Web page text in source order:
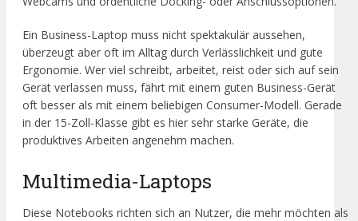
Ein Business-Laptop muss nicht spektakulär aussehen,
überzeugt aber oft im Alltag durch Verlässlichkeit und gute
Ergonomie. Wer viel schreibt, arbeitet, reist oder sich auf sein
Gerät verlassen muss, fährt mit einem guten Business-Gerät
oft besser als mit einem beliebigen Consumer-Modell. Gerade
in der 15-Zoll-Klasse gibt es hier sehr starke Geräte, die
produktives Arbeiten angenehm machen.
Multimedia-Laptops
Diese Notebooks richten sich an Nutzer, die mehr möchten als